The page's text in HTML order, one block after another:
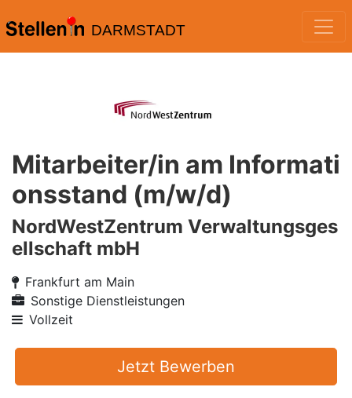
DARMSTADT
Mitarbeiter/in am Informati
onsstand (m/w/d)
NordWestZentrum Verwaltungsges
ellschaft mbH
Frankfurt am Main
Sonstige Dienstleistungen
Vollzeit
Jetzt Bewerben